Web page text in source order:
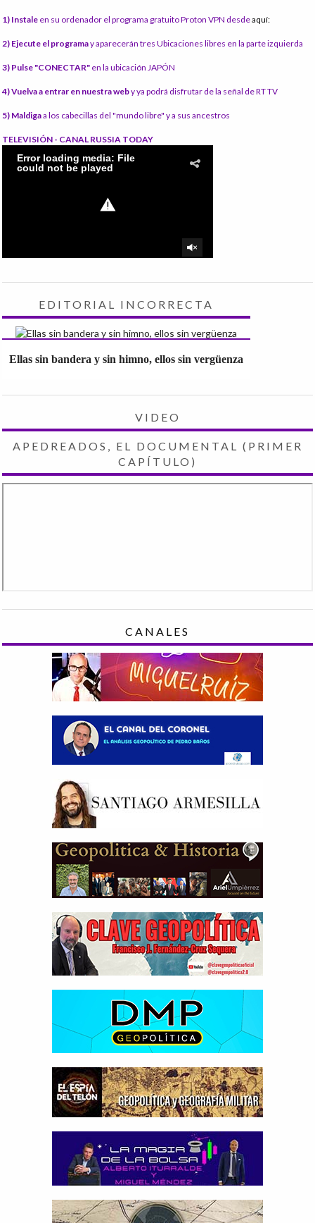
1) Instale en su ordenador el programa gratuito Proton VPN desdeaquí:
2) Ejecute el programay aparecerán tres Ubicaciones libres en la parte izquierda
3) Pulse "CONECTAR" en la ubicación JAPÓN
4) Vuelva a entrar en nuestra weby ya podrá disfrutar de la señal de RT TV
5) Maldigaa los cabecillas del "mundo libre" y a sus ancestros
TELEVISIÓN - CANAL RUSSIA TODAY
EDITORIAL INCORRECTA
Ellas sin bandera y sin himno, ellos sin vergüenza
VIDEO
APEDREADOS, EL DOCUMENTAL (PRIMER
CAPÍTULO)
CANALES